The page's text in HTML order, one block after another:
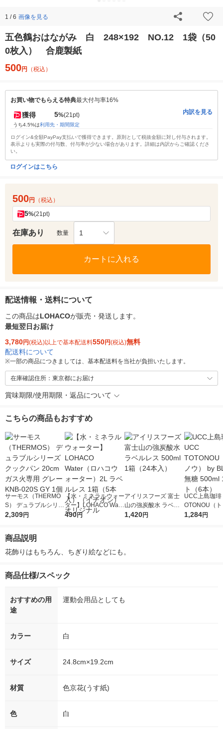
1 / 6 画像を見る
五色鶴おはながみ 白 248×192 NO.12 1袋（50
0枚入） 合鹿製紙
500円 （税込）
お買い物でもらえる特典最大付与率16%
獲得 5%(21pt)
うち4.5%は利用先・期間限定
内訳を見る
ログイン&全額PayPay支払いで獲得できます。原則として税抜金額に対し付与されます。
表示よりも実際の付与数、付与率が少ない場合があります。詳細は内訳からご確認くださ
い。
ログインはこちら
500円 （税込）
5%(21pt)
在庫あり 数量 1
カートに入れる
配送情報・送料について
この商品はLOHACOが販売・発送します。
最短翌日お届け
3,780円(税込)以上で基本配送料550円(税込)無料
配送料について
※一部の商品につきましては、基本配送料を当社が負担いたします。
在庫確認住所：東京都にお届け
賞味期限/使用期限・返品について
こちらの商品もおすすめ
サーモス（THERMO
S） デュラブルシリー
ズ クックパン 20cm
2,309円
【水・ミネラルウォー
ター】LOHACO Wate
r（ロハコウォータ
490円
アイリスフーズ 富士
山の強炭酸水 ラベル
レス 500ml 1箱（24
1,420円
UCC上島珈琲
OTONOU（
ウ） by
1,284円
商品説明
花飾りはもちろん、ちぎり絵などにも。
商品仕様/スペック
おすすめの用
途
運動会用品としても
カラー 白
サイズ 24.8cm×19.2cm
材質 色京花(うす紙)
色 白